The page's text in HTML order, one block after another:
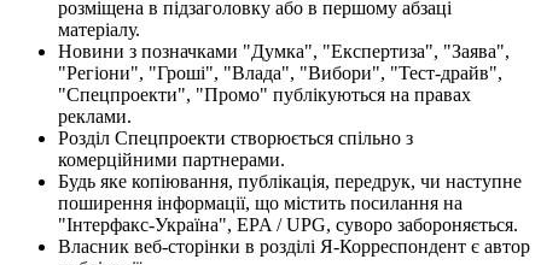
розміщена в підзаголовку або в першому абзаці
матеріалу.
Новини з позначками "Думка", "Експертиза", "Заява",
"Регіони", "Гроші", "Влада", "Вибори", "Тест-драйв",
"Спецпроекти", "Промо" публікуються на правах
реклами.
Розділ Спецпроекти створюється спільно з
комерційними партнерами.
Будь яке копіювання, публікація, передрук, чи наступне
поширення інформації, що містить посилання на
"Інтерфакс-Україна", EPA / UPG, суворо забороняється.
Власник веб-сторінки в розділі Я-Корреспондент є автор